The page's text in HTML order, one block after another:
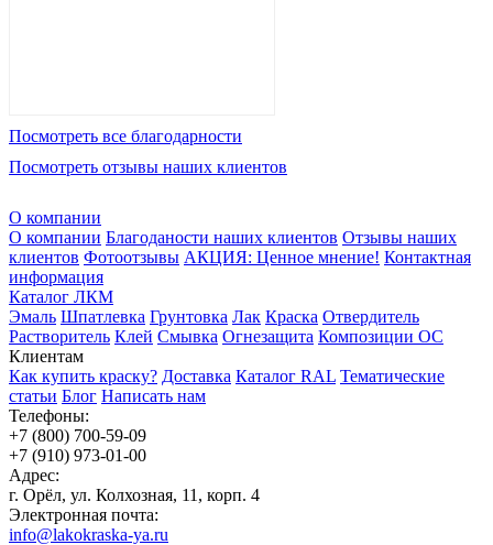
Посмотреть все благодарности
Посмотреть отзывы наших клиентов
О компании
О компании Благоданости наших клиентов Отзывы наших
клиентов Фотоотзывы АКЦИЯ: Ценное мнение! Контактная
информация
Каталог ЛКМ
Эмаль Шпатлевка Грунтовка Лак Краска Отвердитель
Растворитель Клей Смывка Огнезащита Композиции ОС
Клиентам
Как купить краску? Доставка Каталог RAL Тематические
статьи Блог Написать нам
Телефоны:
+7 (800) 700-59-09
+7 (910) 973-01-00
Адрес:
г. Орёл, ул. Колхозная, 11, корп. 4
Электронная почта:
info@lakokraska-ya.ru